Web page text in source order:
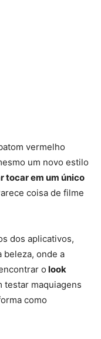
vermelho
um novo estilo
tocar em um único
coisa de filme
dos aplicativos,
beleza, onde a
o look
testar maquiagens
como